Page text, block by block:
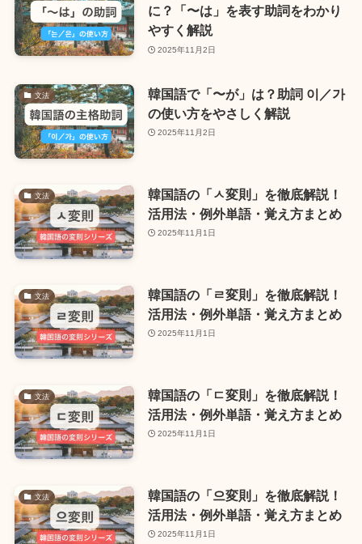
に？「〜は」を表す助詞をわかり
やすく解説
2025年11月2日
文法
韓国語で「〜が」は？助詞 이／가
の使い方をやさしく解説
2025年11月2日
文法
韓国語の「ㅅ変則」を徹底解説！
活用法・例外単語・覚え方まとめ
2025年11月1日
文法
韓国語の「ㄹ変則」を徹底解説！
活用法・例外単語・覚え方まとめ
2025年11月1日
文法
韓国語の「ㄷ変則」を徹底解説！
活用法・例外単語・覚え方まとめ
2025年11月1日
文法
韓国語の「으変則」を徹底解説！
活用法・例外単語・覚え方まとめ
2025年11月1日